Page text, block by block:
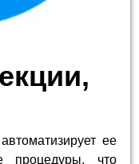
ее
процедуры, что